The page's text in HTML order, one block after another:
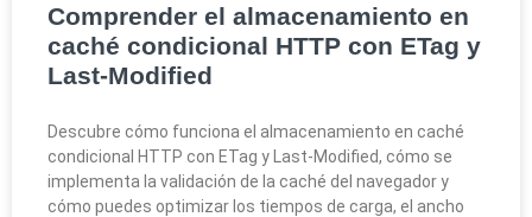
Comprender el almacenamiento en
caché condicional HTTP con ETag y
Last-Modified
Descubre cómo funciona el almacenamiento en caché
condicional HTTP con ETag y Last-Modified, cómo se
implementa la validación de la caché del navegador y
cómo puedes optimizar los tiempos de carga, el ancho